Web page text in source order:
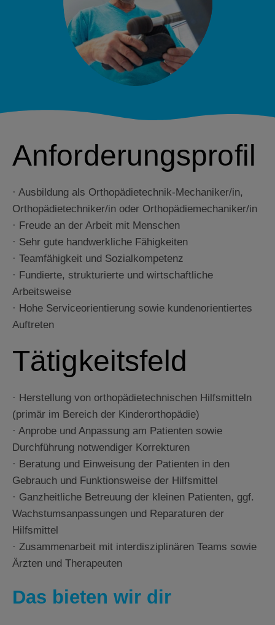
Anforderungsprofil
· Ausbildung als Orthopädietechnik-Mechaniker/in,
Orthopädietechniker/in oder Orthopädiemechaniker/in
· Freude an der Arbeit mit Menschen
· Sehr gute handwerkliche Fähigkeiten
· Teamfähigkeit und Sozialkompetenz
· Fundierte, strukturierte und wirtschaftliche
Arbeitsweise
· Hohe Serviceorientierung sowie kundenorientiertes
Auftreten
Tätigkeitsfeld
· Herstellung von orthopädietechnischen Hilfsmitteln
(primär im Bereich der Kinderorthopädie)
· Anprobe und Anpassung am Patienten sowie
Durchführung notwendiger Korrekturen
· Beratung und Einweisung der Patienten in den
Gebrauch und Funktionsweise der Hilfsmittel
· Ganzheitliche Betreuung der kleinen Patienten, ggf.
Wachstumsanpassungen und Reparaturen der
Hilfsmittel
· Zusammenarbeit mit interdisziplinären Teams sowie
Ärzten und Therapeuten
Das bieten wir dir